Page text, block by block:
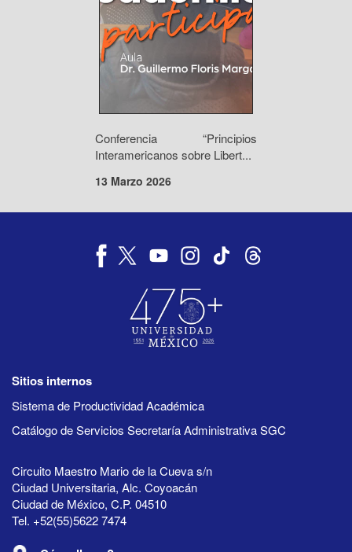
Conferencia “Principios
Interamericanos sobre Libert...
13 Marzo 2026
Sitios internos
Sistema de Productividad Académica
Catálogo de Servicios Secretaría Administrativa SGC
Circuito Maestro Mario de la Cueva s/n
Ciudad Universitaria, Alc. Coyoacán
Ciudad de México, C.P. 04510
Tel. +52(55)5622 7474